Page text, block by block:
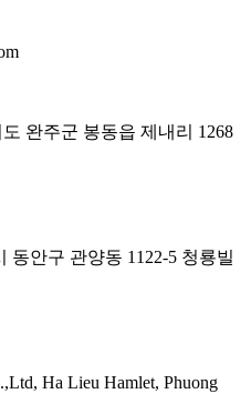
완주군 봉동읍 제내리 1268
동안구 관양동 1122-5 청룡빌
Ha Lieu Hamlet, Phuong